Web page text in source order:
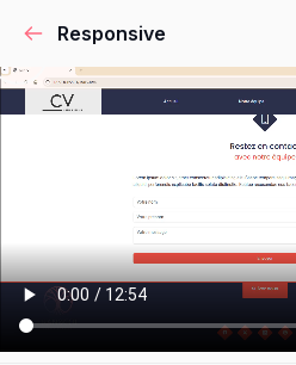
Responsive